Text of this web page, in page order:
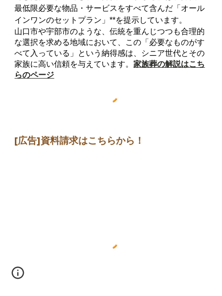
最低限必要な物品・サービスをすべて含んだ「オール
インワンのセットプラン」**を提示しています。
山口市や宇部市のような、伝統を重んじつつも合理的
な選択を求める地域において、この「必要なものがす
べて入っている」という納得感は、シニア世代とその
家族に高い信頼を与えています。家族葬の解説はこち
らのページ
[広告]資料請求はこちらから ！